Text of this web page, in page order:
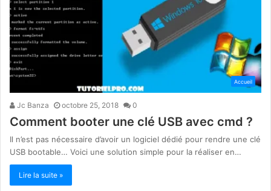
Accueil
Jc Banza octobre 25, 2018 0
Comment booter une clé USB avec cmd ?
Il n’est pas nécessaire d’avoir un logiciel dédié pour rendre une clé
USB bootable… Voici une solution simple pour la réaliser en…
Lire la suite »